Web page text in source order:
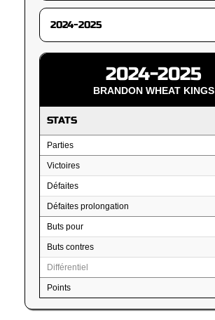
2024-2025
BRANDON WHEAT KINGS
STATS
Parties
Victoires
Défaites
Défaites prolongation
Buts pour
Buts contres
Différentiel
Points